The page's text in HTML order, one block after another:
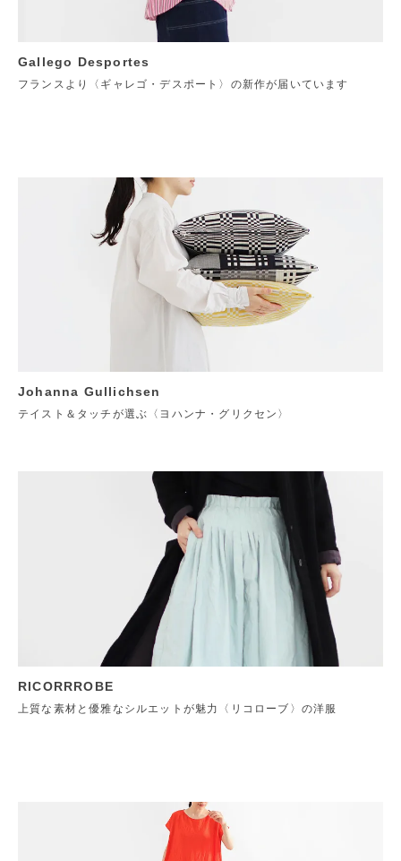
Gallego Desportes
フランスより〈ギャレゴ・デスポート〉の新作が届いています
Johanna Gullichsen
テイスト＆タッチが選ぶ〈ヨハンナ・グリクセン〉
RICORRROBE
上質な素材と優雅なシルエットが魅力〈リコローブ〉の洋服